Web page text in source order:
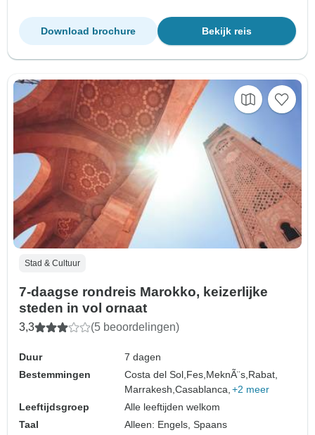
Bekijk reis
Download brochure
Stad & Cultuur
7-daagse rondreis Marokko, keizerlijke
steden in vol ornaat
3,3 (5 beoordelingen)
Duur
7 dagen
Bestemmingen
Costa del Sol, Fes, MeknÃ¨s, Rabat,
Marrakesh,Casablanca, +2 meer
Leeftijdsgroep
Alle leeftijden welkom
Taal
Alleen: Engels, Spaans